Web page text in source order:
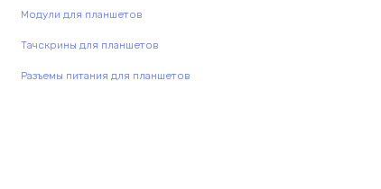
Модули для планшетов
Тачскрины для планшетов
Разъемы питания для планшетов